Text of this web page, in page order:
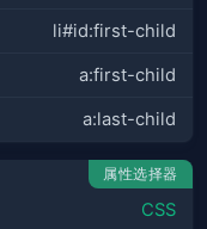
li#id:first-child
a:first-child
a:last-child
属性选择器
CSS